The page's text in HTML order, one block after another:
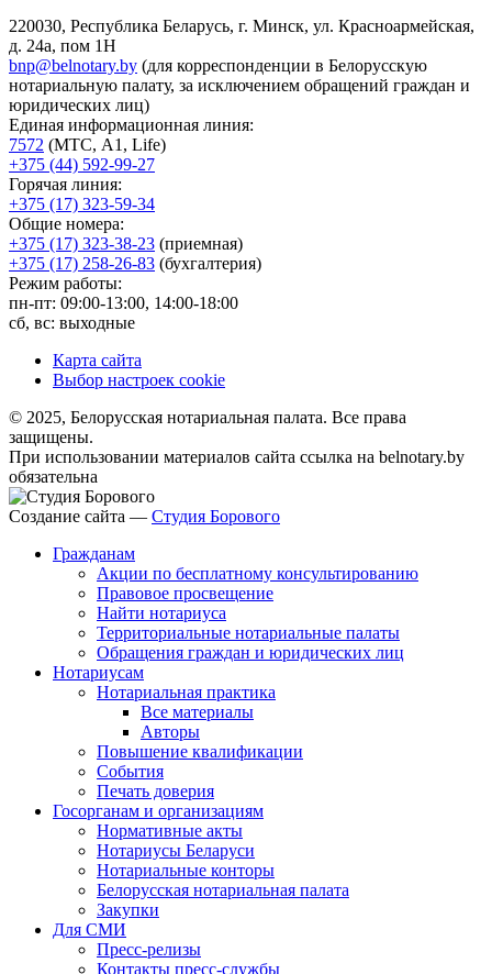
220030, Республика Беларусь, г. Минск, ул. Красноармейская,
д. 24а, пом 1Н
bnp@belnotary.by (для корреспонденции в Белорусскую
нотариальную палату, за исключением обращений граждан и
юридических лиц)
Единая информационная линия:
7572 (МТС, A1, Life)
+375 (44) 592-99-27
Горячая линия:
+375 (17) 323-59-34
Общие номера:
+375 (17) 323-38-23 (приемная)
+375 (17) 258-26-83 (бухгалтерия)
Режим работы:
пн-пт: 09:00-13:00, 14:00-18:00
сб, вс: выходные
Карта сайта
Выбор настроек cookie
© 2025, Белорусская нотариальная палата. Все права
защищены.
При использовании материалов сайта ссылка на belnotary.by
обязательна
Создание сайта — Студия Борового
Гражданам
Акции по бесплатному консультированию
Правовое просвещение
Найти нотариуса
Территориальные нотариальные палаты
Обращения граждан и юридических лиц
Нотариусам
Нотариальная практика
Все материалы
Авторы
Повышение квалификации
События
Печать доверия
Госорганам и организациям
Нормативные акты
Нотариусы Беларуси
Нотариальные конторы
Белорусская нотариальная палата
Закупки
Для СМИ
Пресс-релизы
Контакты пресс-службы